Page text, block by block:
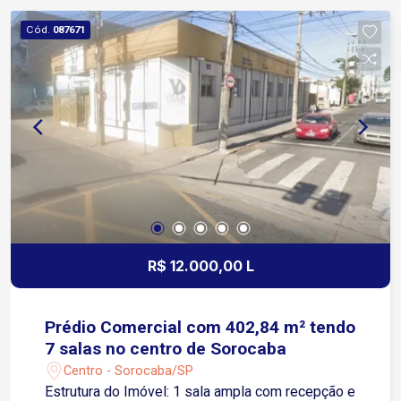
Sorocaba Próximo a bancos, lojas, pontos de
ônibus, estacionamentos e serviços essenciais.
Agende já sua visita!
Cód. 087671
R$ 12.000,00 L
Prédio Comercial com 402,84 m² tendo
7 salas no centro de Sorocaba
Centro - Sorocaba/SP
Estrutura do Imóvel: 1 sala ampla com recepção e